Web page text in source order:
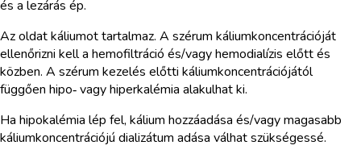
és a lezárás ép.
Az oldat káliumot tartalmaz. A szérum káliumkoncentrációját
ellenőrizni kell a hemofiltráció és/vagy hemodialízis előtt és
közben. A szérum kezelés előtti káliumkoncentrációjától
függően hipo‑ vagy hiperkalémia alakulhat ki.
Ha hipokalémia lép fel, kálium hozzáadása és/vagy magasabb
káliumkoncentrációjú dializátum adása válhat szükségessé.